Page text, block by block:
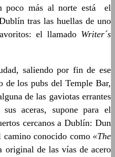
poco más al norte está el
tras las huellas de uno
el llamado Writer´s
saliendo por fin de ese
de los pubs del Temple Bar,
de las gaviotas errantes
aceras, supone para el
cercanos a Dublín: Dun
conocido como «The
original de las vías de acero